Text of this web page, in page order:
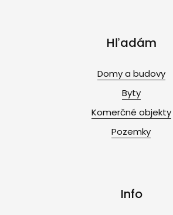
Hľadám
Domy a budovy
Byty
Komerčné objekty
Pozemky
Info